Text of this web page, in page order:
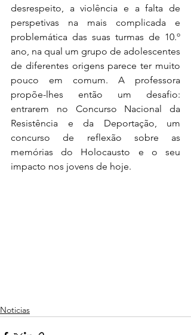
desrespeito, a violência e a falta de
perspetivas na mais complicada e
problemática das suas turmas de 10.º
ano, na qual um grupo de adolescentes
de diferentes origens parece ter muito
pouco em comum. A professora
propõe-lhes então um desafio:
entrarem no Concurso Nacional da
Resistência e da Deportação, um
concurso de reflexão sobre as
memórias do Holocausto e o seu
impacto nos jovens de hoje.
Noticias